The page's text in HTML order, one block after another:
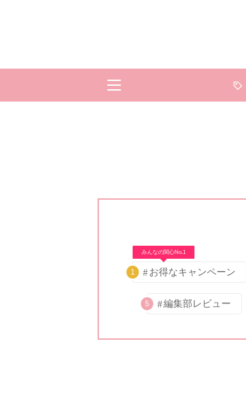
みんなの関心No.1
1 お得なキャンペーン
5 編集部レビュー